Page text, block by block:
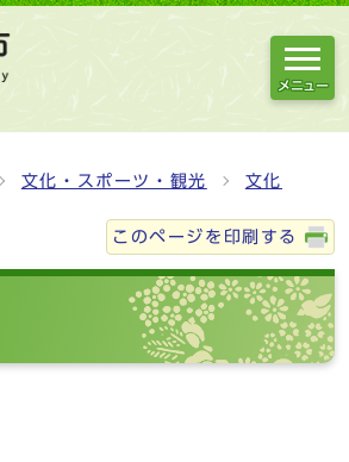
メニュー
文化・スポーツ・観光 文化
このページを印刷する